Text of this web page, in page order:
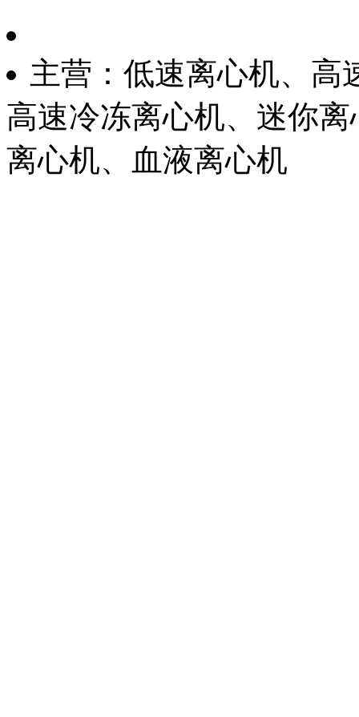
主营：低速离心机、高
高速冷冻离心机、迷你
离心机、血液离心机